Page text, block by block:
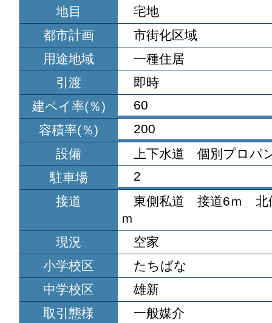
地目
宅地
都市計画
市街化区域
用途地域
一種住居
引渡
即時
建ペイ率(％)
60
容積率(％)
200
設備
上下水道 個別プロパ
駐車場
2
接道
東側私道 接道6ｍ 北
ｍ
現況
空家
小学校区
たちばな
中学校区
雄新
取引態様
一般媒介